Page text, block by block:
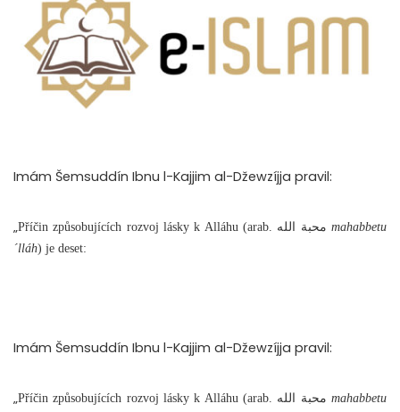
Imám Šemsuddín Ibnu l-Kajjim al-Džewzíjja pravil:
„ Příčin způsobujících rozvoj lásky k Alláhu (arab. محبة اللهmahabbetu
´lláh) je deset:
Imám Šemsuddín Ibnu l-Kajjim al-Džewzíjja pravil:
„ Příčin způsobujících rozvoj lásky k Alláhu (arab. محبة اللهmahabbetu